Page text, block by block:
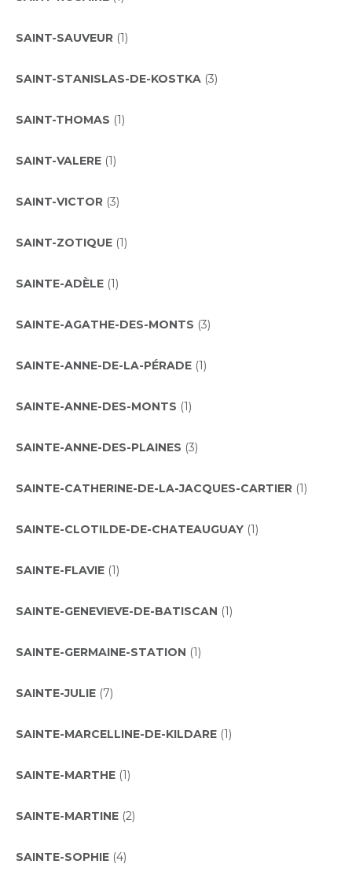
SAINT-SAUVEUR (1)
SAINT-STANISLAS-DE-KOSTKA (3)
SAINT-THOMAS (1)
SAINT-VALERE (1)
SAINT-VICTOR (3)
SAINT-ZOTIQUE (1)
SAINTE-ADÈLE (1)
SAINTE-AGATHE-DES-MONTS (3)
SAINTE-ANNE-DE-LA-PÉRADE (1)
SAINTE-ANNE-DES-MONTS (1)
SAINTE-ANNE-DES-PLAINES (3)
SAINTE-CATHERINE-DE-LA-JACQUES-CARTIER (1)
SAINTE-CLOTILDE-DE-CHATEAUGUAY (1)
SAINTE-FLAVIE (1)
SAINTE-GENEVIEVE-DE-BATISCAN (1)
SAINTE-GERMAINE-STATION (1)
SAINTE-JULIE (7)
SAINTE-MARCELLINE-DE-KILDARE (1)
SAINTE-MARTHE (1)
SAINTE-MARTINE (2)
SAINTE-SOPHIE (4)